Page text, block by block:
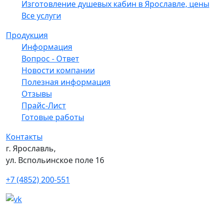
Изготовление душевых кабин в Ярославле, цены
Все услуги
Продукция
Информация
Вопрос - Ответ
Новости компании
Полезная информация
Отзывы
Прайс-Лист
Готовые работы
Контакты
г. Ярославль,
ул. Вспольинское поле 16
+7 (4852) 200-551